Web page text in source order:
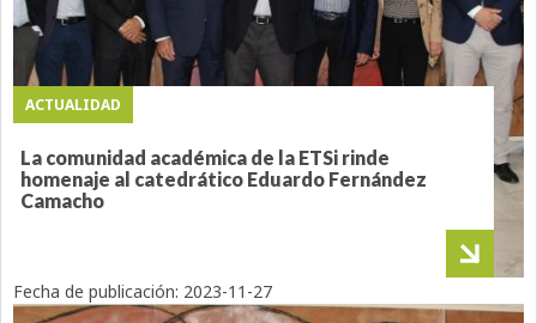
ACTUALIDAD
La comunidad académica de la ETSi rinde
homenaje al catedrático Eduardo Fernández
Camacho
Fecha de publicación: 2023-11-27